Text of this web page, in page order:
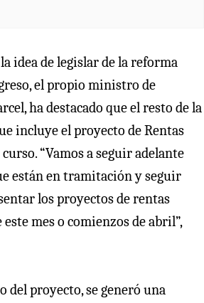
idea de legislar de la reforma
el propio ministro de
ha destacado que el resto de la
incluye el proyecto de Rentas
“Vamos a seguir adelante
están en tramitación y seguir
los proyectos de rentas
mes o comienzos de abril”,
del proyecto, se generó una